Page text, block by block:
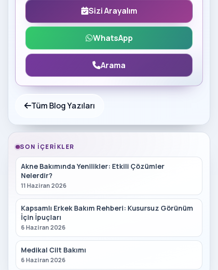
Sizi Arayalım
WhatsApp
Arama
Tüm Blog Yazıları
SON İÇERIKLER
Akne Bakımında Yenilikler: Etkili Çözümler
Nelerdir?
11 Haziran 2026
Kapsamlı Erkek Bakım Rehberi: Kusursuz Görünüm
İçin İpuçları
6 Haziran 2026
Medikal Cilt Bakımı
6 Haziran 2026